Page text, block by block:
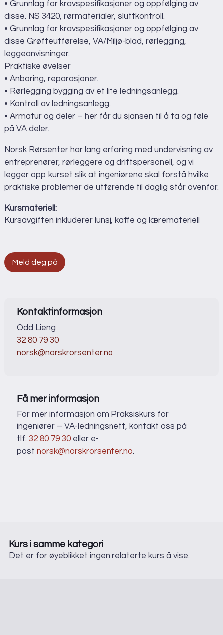
• Grunnlag for kravspesifikasjoner og oppfølging av
disse. NS 3420, rørmaterialer, sluttkontroll.
• Grunnlag for kravspesifikasjoner og oppfølging av
disse Grøfteutførelse, VA/Miljø-blad, rørlegging,
leggeanvisninger.
Praktiske øvelser
• Anboring, reparasjoner.
• Rørlegging bygging av et lite ledningsanlegg.
• Kontroll av ledningsanlegg.
• Armatur og deler – her får du sjansen til å ta og føle
på VA deler.
Norsk Rørsenter har lang erfaring med undervisning av
entreprenører, rørleggere og driftspersonell, og vi
legger opp kurset slik at ingeniørene skal forstå hvilke
praktiske problemer de utførende til daglig står ovenfor.
Kursmateriell:
Kursavgiften inkluderer lunsj, kaffe og læremateriell
Meld deg på
Kontaktinformasjon
Odd Lieng
32 80 79 30
norsk@norskrorsenter.no
Få mer informasjon
For mer informasjon om Praksiskurs for
ingeniører – VA-ledningsnett, kontakt oss på
tlf.32 80 79 30 eller e-
postnorsk@norskrorsenter.no.
Kurs i samme kategori
Det er for øyeblikket ingen relaterte kurs å vise.